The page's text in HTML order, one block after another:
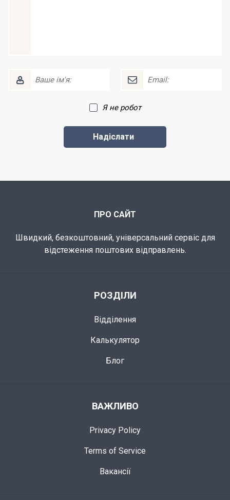
Я не робот
ПРО САЙТ
Швидкий, безкоштовний, універсальний сервіс для
відстеження поштових відправлень.
РОЗДІЛИ
Відділення
Калькулятор
Блог
ВАЖЛИВО
Privacy Policy
Terms of Service
Вакансії